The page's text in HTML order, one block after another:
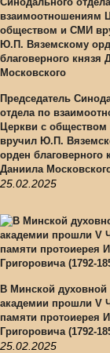
Председатель
отдела по
Церкви с
вручил Ю.П.
орден благоверного
Даниила
25.02.2025
В Минской духовной
академии прошли V
памяти протоиерея
Григоровича (1792-
25.02.2025